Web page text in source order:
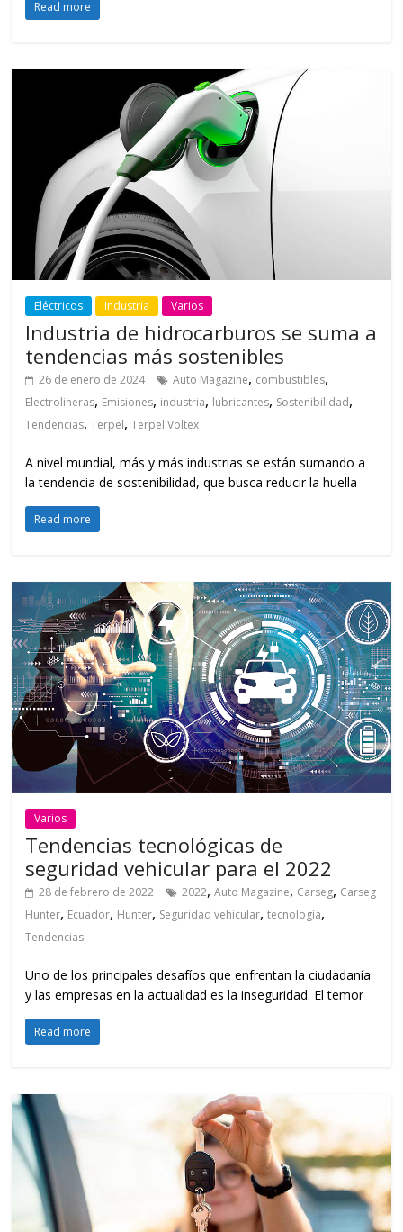
Read more
Eléctricos Industria Varios
Industria de hidrocarburos se suma a
tendencias más sostenibles
26 de enero de 2024 Auto Magazine, combustibles,
Electrolineras, Emisiones, industria, lubricantes, Sostenibilidad,
Tendencias,Terpel,Terpel Voltex
A nivel mundial, más y más industrias se están sumando a
la tendencia de sostenibilidad, que busca reducir la huella
Read more
Varios
Tendencias tecnológicas de
seguridad vehicular para el 2022
28 de febrero de 2022 2022,Auto Magazine, Carseg, Carseg
Hunter, Ecuador, Hunter, Seguridad vehicular,tecnología,
Tendencias
Uno de los principales desafíos que enfrentan la ciudadanía
y las empresas en la actualidad es la inseguridad. El temor
Read more